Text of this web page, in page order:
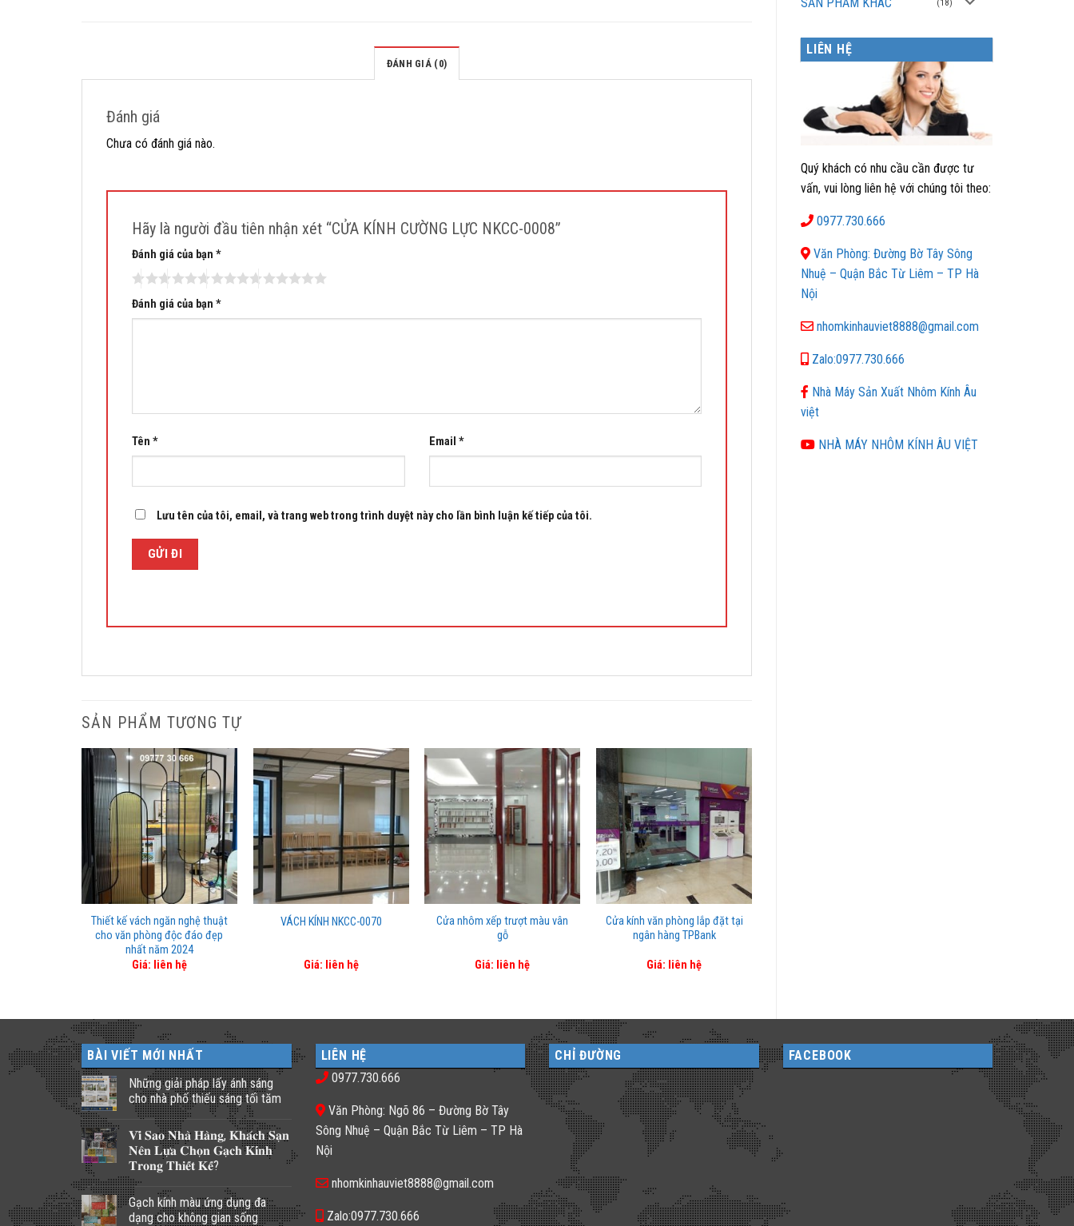
(18)
LIÊN HỆ
Quý khách có nhu cầu cần được tư
vấn, vui lòng liên hệ với chúng tôi theo:
0977.730.666
Văn Phòng: Đường Bờ Tây Sông
Nhuệ – Quận Bắc Từ Liêm – TP Hà
Nội
nhomkinhauviet8888@gmail.com
Zalo:0977.730.666
Nhà Máy Sản Xuất Nhôm Kính Âu
việt
NHÀ MÁY NHÔM KÍNH ÂU VIỆT
ĐÁNH GIÁ (0)
Đánh giá
Chưa có đánh giá nào.
Hãy là người đầu tiên nhận xét “CỬA KÍNH CƯỜNG LỰC NKCC-0008”
Đánh giá của bạn *
Đánh giá của bạn *
Tên * Email *
Lưu tên của tôi, email, và trang web trong trình duyệt này cho lần bình luận kế tiếp của tôi.
SẢN PHẨM TƯƠNG TỰ
Thiết kế vách ngăn nghệ thuật
cho văn phòng độc đáo đẹp
nhất năm 2024
Giá: liên hệ
VÁCH KÍNH NKCC-0070
Giá: liên hệ
Cửa nhôm xếp trượt màu vân
gỗ
Giá: liên hệ
Cửa kính văn phòng lắp đặt tại
ngân hàng TPBank
Giá: liên hệ
BÀI VIẾT MỚI NHẤT
Những giải pháp lấy ánh sáng
cho nhà phố thiếu sáng tối tăm
Không
bình
luận
ở
Những
giải
pháp
lấy
ánh
sáng
𝐕𝐢̀ 𝐒𝐚𝐨 𝐍𝐡𝐚̀ 𝐇𝐚̀𝐧𝐠, 𝐊𝐡𝐚́𝐜𝐡 𝐒𝐚̣𝐧
𝐍𝐞̂𝐧 𝐋𝐮̛̣𝐚 𝐂𝐡𝐨̣𝐧 𝐆𝐚̣𝐜𝐡 𝐊𝐢́𝐧𝐡
𝐓𝐫𝐨𝐧𝐠 𝐓𝐡𝐢𝐞̂́𝐭 𝐊𝐞̂́?
Không
có
bình
luận
ở
Gạch kính màu ứng dụng đa
dạng cho không gian sống
LIÊN HỆ
0977.730.666
Văn Phòng: Ngõ 86 – Đường Bờ Tây
Sông Nhuệ – Quận Bắc Từ Liêm – TP Hà
Nội
nhomkinhauviet8888@gmail.com
Zalo:0977.730.666
CHỈ ĐƯỜNG FACEBOOK